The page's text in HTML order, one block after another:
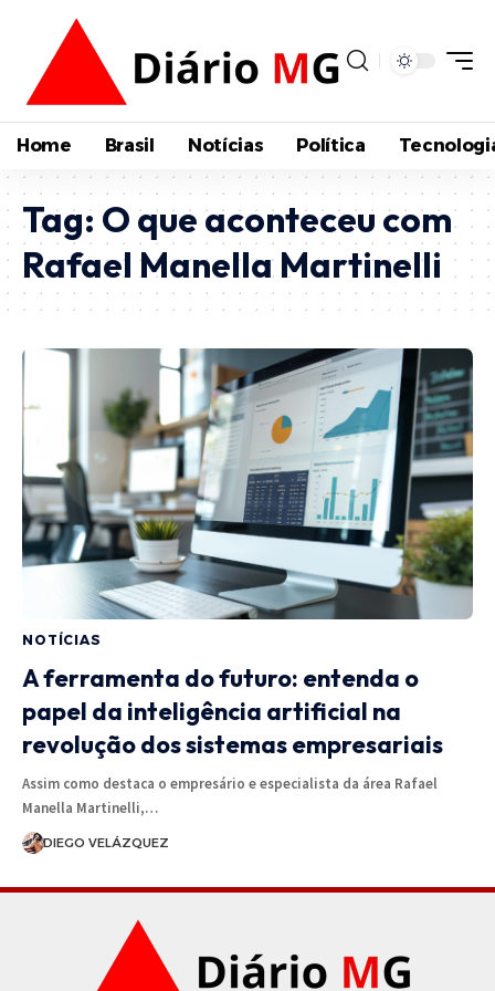
Home Brasil Notícias Política
Tag: O que aconteceu com
Rafael Manella Martinelli
NOTÍCIAS
A ferramenta do futuro: entenda o
papel da inteligência artificial na
revolução dos sistemas empresariais
Assim como destaca o empresário e especialista da área Rafael
Manella Martinelli,…
DIEGO VELÁZQUEZ